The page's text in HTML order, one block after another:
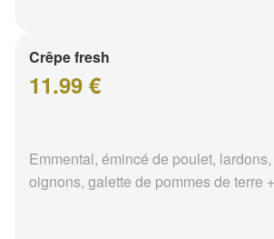
Crêpe fresh
11.99 €
Emmental, émincé de poulet,
oignons, galette de pommes de terre